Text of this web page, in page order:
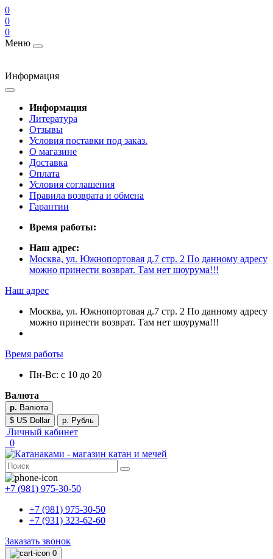
0
0
0
Меню
Информация
Информация
Литература
Отзывы
Условия поставки под заказ.
О магазине
Доставка
Оплата
Условия соглашения
Правила возврата и обмена
Гарантии
Время работы:
Наш адрес:
Москва, ул. Южнопортовая д.7 стр. 2 По данному адресу
можно принести возврат. Там нет шоурума!!!
Наш адрес
Москва, ул. Южнопортовая д.7 стр. 2 По данному адресу
можно принести возврат. Там нет шоурума!!!
Время работы
Пн-Вс: с 10 до 20
Валюта
р. Валюта
$ US Dollar
р. Рубль
Личный кабинет
0
+7 (981) 975-30-50
+7 (981) 975-30-50
+7 (931) 323-62-60
Заказать звонок
0